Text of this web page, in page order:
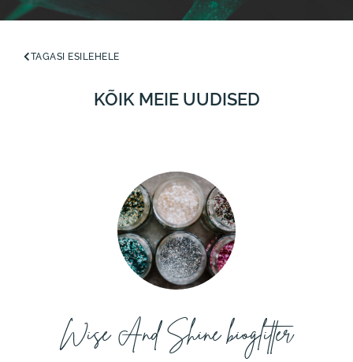
TAGASI ESILEHELE
KÕIK MEIE UUDISED
Wise And Shine bioglitter